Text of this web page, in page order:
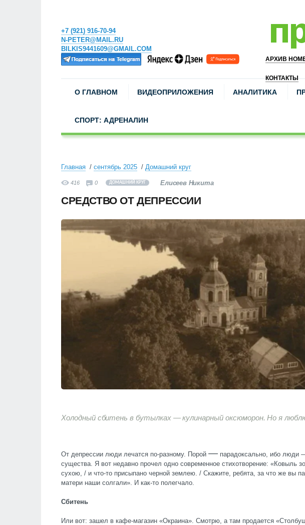
+7 (921) 916-70-94
N-PETER@MAIL.RU
BILKIS9441609@GMAIL.COM
АРХИВ
КОНТАКТЫ
О ГЛАВНОМ ВИДЕОПРИЛОЖЕНИЯ АНАЛИТИКА
СПОРТ: АДРЕНАЛИН
Главная сентябрь 2025 Домашний круг
416 0 ДОМАШНИЙ КРУГ Елисеев Никита
СРЕДСТВО ОТ ДЕПРЕССИИ
Холодный сбитень в бутылках — кулинарный оксюморон. Но я
От депрессии люди лечатся по-разному. Порой — парадоксально, ибо люди
существа. Я вот недавно прочел одно современное стихотворение: «Ковыль
сухою, / и что-то присыпано черной землею. / Скажите, ребята, за что же вы
матери наши солгали». И как-то полегчало.
Сбитень
Или вот: зашел в кафе-магазин «Окраина». Смотрю, а там продается